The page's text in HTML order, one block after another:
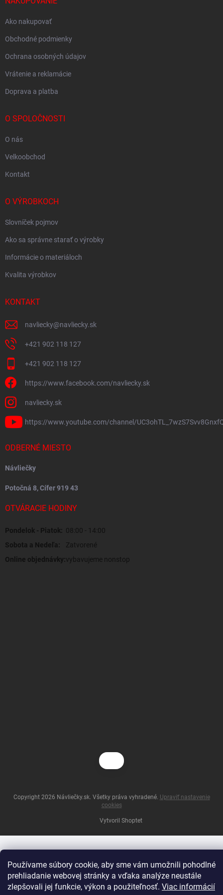
Používame súbory cookie, aby sme vám umožnili pohodlné
prehliadanie webovej stránky a vďaka analýze neustále
zlepšovali jej funkcie, výkon a použiteľnosť. Viac informácií
Ako nakupovať
Obchodné podmienky
Ochrana osobných údajov
Vrátenie a reklamácie
Doprava a platba
O SPOLOČNOSTI
O nás
Velkoobchod
Kontakt
O VÝROBKOCH
Slovníček pojmov
Ako sa správne starať o výrobky
Informácie o materiáloch
Kvalita výrobkov
KONTAKT
navliecky@navliecky.sk
+421 902 118 127
+421 902 118 127
https://www.facebook.com/navliecky.sk
navliecky.sk
https://www.youtube.com/channel/
ODBERNÉ MIESTO
Návliečky
Potočná 8, Cífer 919 43
OTVÁRACIE HODINY
Pondelok - Piatok: 08:00 - 14:00
Sobota a Nedeľa:
Zatvorené
Online objednávky:vybavujeme nonstop
Vytvoril Shoptet
Copyright 2026 Návliečky.sk. Všetky práva vyhradené. Upraviť nastavenie
cookies